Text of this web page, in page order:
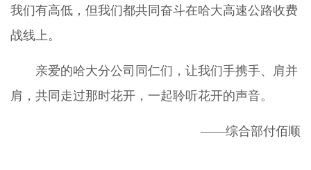
我们有高低，但我们都共同奋斗在哈大高速公路收费
战线上。
亲爱的哈大分公司同仁们，让我们手携手、肩并
肩，共同走过那时花开，一起聆听花开的声音。
――综合部付佰顺